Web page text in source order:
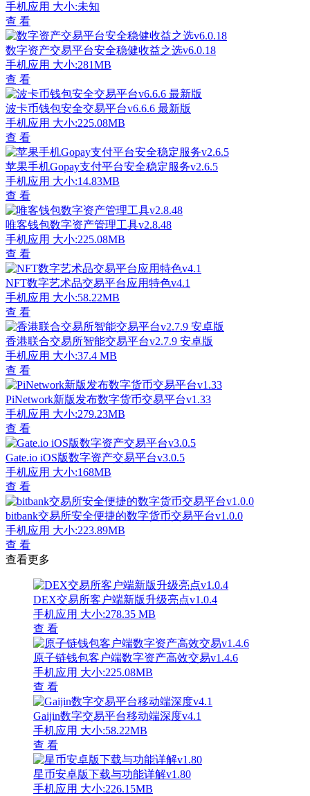
手机应用 大小:未知
查 看
数字资产交易平台安全稳健收益之选v6.0.18
手机应用 大小:281MB
查 看
波卡币钱包安全交易平台v6.6.6 最新版
手机应用 大小:225.08MB
查 看
苹果手机Gopay支付平台安全稳定服务v2.6.5
手机应用 大小:14.83MB
查 看
唯客钱包数字资产管理工具v2.8.48
手机应用 大小:225.08MB
查 看
NFT数字艺术品交易平台应用特色v4.1
手机应用 大小:58.22MB
查 看
香港联合交易所智能交易平台v2.7.9 安卓版
手机应用 大小:37.4 MB
查 看
PiNetwork新版发布数字货币交易平台v1.33
手机应用 大小:279.23MB
查 看
Gate.io iOS版数字资产交易平台v3.0.5
手机应用 大小:168MB
查 看
bitbank交易所安全便捷的数字货币交易平台v1.0.0
手机应用 大小:223.89MB
查 看
查看更多
DEX交易所客户端新版升级亮点v1.0.4
手机应用 大小:278.35 MB
查 看
原子链钱包客户端数字资产高效交易v1.4.6
手机应用 大小:225.08MB
查 看
Gaijin数字交易平台移动端深度v4.1
手机应用 大小:58.22MB
查 看
星币安卓版下载与功能详解v1.80
手机应用 大小:226.15MB